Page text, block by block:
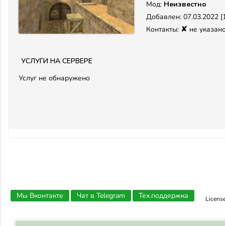
Мод: Неизвестно
Добавлен: 07.03.2022
Контакты: ✘ не
Услуги на сервере
Услуг не обнаружено
Мы Вконтакте Чат в Telegram Тех.поддержка